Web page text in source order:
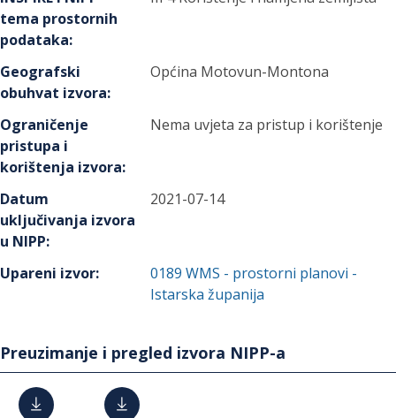
tema prostornih
podataka:
Geografski
obuhvat izvora:
Općina Motovun-Montona
Ograničenje
pristupa i
korištenja izvora:
Nema uvjeta za pristup i korištenje
Datum
uključivanja izvora
u NIPP:
2021-07-14
Upareni izvor: 0189 WMS - prostorni planovi -
Istarska županija
Preuzimanje i pregled izvora NIPP-a